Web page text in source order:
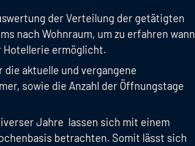
der Verteilung der getätigten
nach Wohnraum, um zu erfahren wann
Hotellerie ermöglicht.
aktuelle und vergangene
sowie die Anzahl der Öffnungstage
Jahre lassen sich mit einem
betrachten. Somit lässt sich